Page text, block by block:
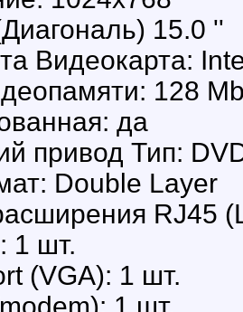
15.0 ''
Видеокарта:
128
да
привод Тип:
Double Layer
RJ45
1 шт.
(VGA): 1 шт.